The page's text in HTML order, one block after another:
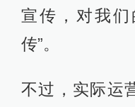
宣传，对我
传”。
不过，实际运